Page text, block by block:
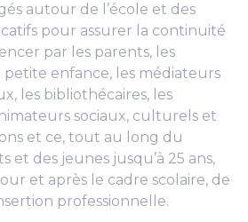
autour de l’école et des
pour assurer la continuité
par les parents, les
petite enfance, les médiateurs
les bibliothécaires, les
sociaux, culturels et
et ce, tout au long du
et des jeunes jusqu’à 25 ans,
et après le cadre scolaire, de
professionnelle.